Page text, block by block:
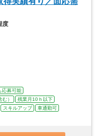
度
応募可能
）
残業月10ｈ以下
スキルアップ
車通勤可